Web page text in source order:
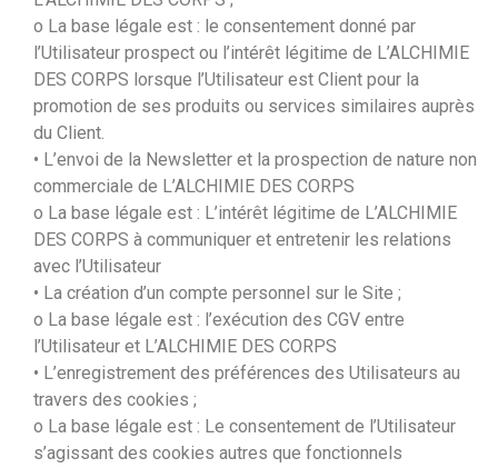
o La base légale est : le consentement donné par
l’Utilisateur prospect ou l’intérêt légitime de L’ALCHIMIE
DES CORPS lorsque l’Utilisateur est Client pour la
promotion de ses produits ou services similaires auprès
du Client.
• L’envoi de la Newsletter et la prospection de nature non
commerciale de L’ALCHIMIE DES CORPS
o La base légale est : L’intérêt légitime de L’ALCHIMIE
DES CORPS à communiquer et entretenir les relations
avec l’Utilisateur
• La création d’un compte personnel sur le Site ;
o La base légale est : l’exécution des CGV entre
l’Utilisateur et L’ALCHIMIE DES CORPS
• L’enregistrement des préférences des Utilisateurs au
travers des cookies ;
o La base légale est : Le consentement de l’Utilisateur
s’agissant des cookies autres que fonctionnels